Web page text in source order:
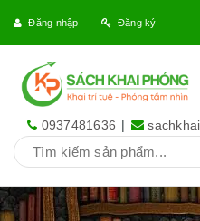
Đăng nhập Đăng ký
0937481636 |